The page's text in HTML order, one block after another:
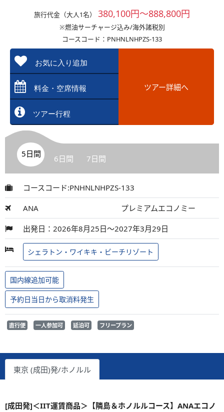
旅行代金（大人1名） 380,100円～888,800円
※燃油サーチャージ込み/海外諸税別
コースコード：PNHNLNHPZS-133
お気に入り追加
料金・空席情報
ツアー行程
ツアー詳細へ
5日間 6日間 7日間
コースコード:PNHNLNHPZS-133
ANA プレミアムエコノミー
出発日：2026年8月25日～2027年3月29日
シェラトン・ワイキキ・ビーチリゾート
国内線追加可能
予約日当日から取消料発生
直行便 一人参加可 延泊可 フリープラン
東京 (成田)発/ホノルル
[成田発]＜IIT運賃商品＞【隣島＆ホノルルコース】ANAエコノ